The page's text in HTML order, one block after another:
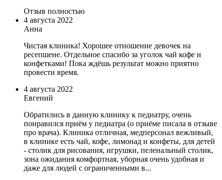
Отзыв полностью
4 августа 2022
Анна
Чистая клиника! Хорошее отношение девочек на
ресепшене. Отдельное спасибо за уголок чай кофе и
конфетками! Пока ждёшь результат можно приятно
провести время.
4 августа 2022
Евгений
Обратились в данную клинику к педиатру, очень
понравился приём у педиатра (о приёме писала в отзыве
про врача). Клиника отличная, медперсонал вежливый,
в клинике есть чай, кофе, лимонад и конфеты, для детей
- столик для рисования, игрушки, пеленальный столик,
зона ожидания комфортная, уборная очень удобная и
даже для людей с ограниченными в...